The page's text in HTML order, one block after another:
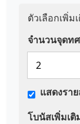
ตัวเลือกเพิ่ม
จำนวนจุดท
แสดงรา
โบนัสเพิ่มเติ